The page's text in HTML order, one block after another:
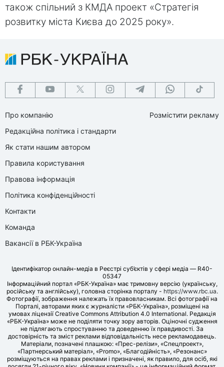
також спільний з КМДА проект «Стратегія
розвитку міста Києва до 2025 року».
Про компанію
Редакційна політика і стандарти
Як стати нашим автором
Правила користування
Правова інформація
Політика конфіденційності
Контакти
Команда
Вакансії в РБК-Україна
Розмістити рекламу
Ідентифікатор онлайн-медіа в Реєстрі суб’єктів у сфері медіа — R40-
05347
Інформаційний портал «РБК-Україна» має тримовну версію (українську,
російську та англійську), головна сторінка порталу - https://www.rbc.ua.
Фотографії, зображення належать їх правовласникам. Всі фотографії на
Порталі, авторами яких є журналісти «РБК-Україна», розміщені на
умовах ліцензії Creative Commons Attribution 4.0 International. Редакція
«РБК-Україна» може не поділяти точку зору авторів. Оціночні судження
не підлягають спростуванню та доведенню їх правдивості. За
достовірність та зміст реклами відповідальність несе рекламодавець.
Матеріали, позначені плашкою: «Прес-релізи», «Спецпроект»,
«Партнерський матеріал», «Promo», «Благодійність», «Резонанс»
розміщуються на правах реклами і призначені, як правило, для осіб, які